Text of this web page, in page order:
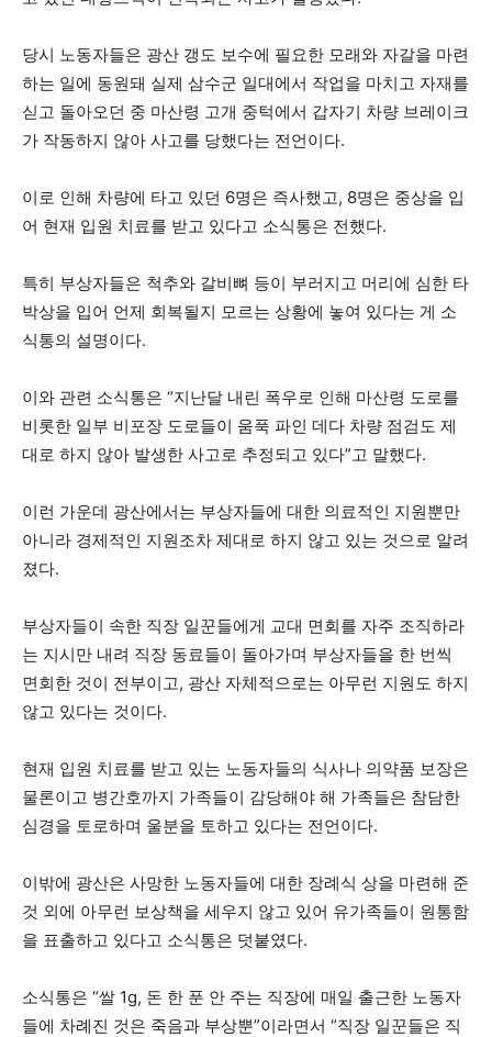
당시 노동자들은 광산 갱도 보수에 필요한 모래와 자갈을 마련
하는 일에 동원돼 실제 삼수군 일대에서 작업을 마치고 자재를
싣고 돌아오던 중 마산령 고개 중턱에서 갑자기 차량 브레이크
가 작동하지 않아 사고를 당했다는 전언이다.
이로 인해 차량에 타고 있던 6명은 즉사했고, 8명은 중상을 입
어 현재 입원 치료를 받고 있다고 소식통은 전했다.
특히 부상자들은 척추와 갈비뼈 등이 부러지고 머리에 심한 타
박상을 입어 언제 회복될지 모르는 상황에 놓여 있다는 게 소
식통의 설명이다.
이와 관련 소식통은 “지난달 내린 폭우로 인해 마산령 도로를
비롯한 일부 비포장 도로들이 움푹 파인 데다 차량 점검도 제
대로 하지 않아 발생한 사고로 추정되고 있다”고 말했다.
이런 가운데 광산에서는 부상자들에 대한 의료적인 지원뿐만
아니라 경제적인 지원조차 제대로 하지 않고 있는 것으로 알려
졌다.
부상자들이 속한 직장 일꾼들에게 교대 면회를 자주 조직하라
는 지시만 내려 직장 동료들이 돌아가며 부상자들을 한 번씩
면회한 것이 전부이고, 광산 자체적으로는 아무런 지원도 하지
않고 있다는 것이다.
현재 입원 치료를 받고 있는 노동자들의 식사나 의약품 보장은
물론이고 병간호까지 가족들이 감당해야 해 가족들은 참담한
심경을 토로하며 울분을 토하고 있다는 전언이다.
이밖에 광산은 사망한 노동자들에 대한 장례식 상을 마련해 준
것 외에 아무런 보상책을 세우지 않고 있어 유가족들이 원통함
을 표출하고 있다고 소식통은 덧붙였다.
소식통은 “쌀 1g, 돈 한 푼 안 주는 직장에 매일 출근한 노동자
들에 차례진 것은 죽음과 부상뿐”이라면서 “직장 일꾼들은 직